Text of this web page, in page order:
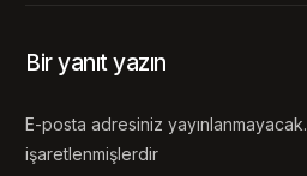
Bir yanıt yazın
E-posta adresiniz yayınlanmayacak.
işaretlenmişlerdir